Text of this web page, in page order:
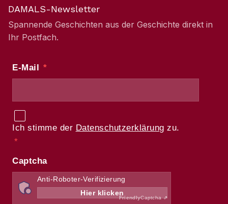
DAMALS-Newsletter
Spannende Geschichten aus der Geschichte direkt in
Ihr Postfach.